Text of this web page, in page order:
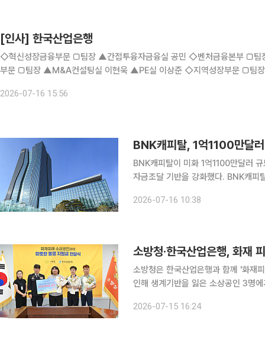
[인사] 한국산업은행
◇혁신성장금융부문 □팀장 ▲간접투융자금융실 공민 ◇벤처금융본부 □팀장 ▲벤처투자1실 차보영 ▲벤처투자2실 박철우 ◇자본시장
부문 □팀장 ▲M&A컨설팅실 이현욱 ▲PE실 이상준 ◇지역성장부문 □팀장 ▲지역성장지원실 이창현 ▲반포 최영조 ▲서초 이명진 ▲
2026-07-16 15:56
BNK캐피탈, 1억1100만달
BNK캐피탈이 미화 1억1100만달러
자금조달 기반을 강화했다. BNK캐피탈은 한국산업은행(KDB)과 대만계 은행들이 참여한 해외 공동
2026-07-16 10:38
소방청·한국산업은행, 화재
소방청은 한국산업은행과 함께 '화재
인해 생계기반을 잃은 소상공인 3명에게
있어야만 보상을 받을 수 있다. 이에
2026-07-15 16:24